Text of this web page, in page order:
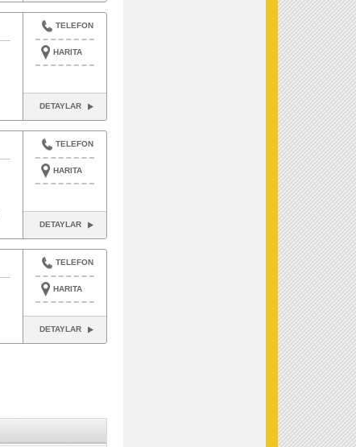
TELEFON
HARITA
DETAYLAR
TELEFON
HARITA
DETAYLAR
TELEFON
HARITA
DETAYLAR